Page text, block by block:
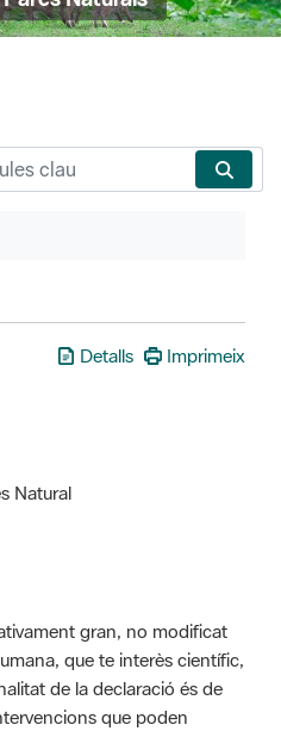
Natural
gran, no modificat
que poden
i l'evolució dels
ve definida en la Llei
naturals.